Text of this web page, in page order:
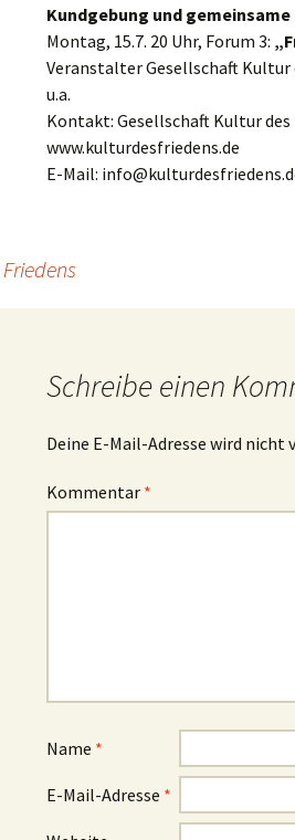
Kundgebung und gemeinsame
Montag, 15.7. 20 Uhr, Forum 3:
Veranstalter Gesellschaft Kultur
u.a.
Kontakt: Gesellschaft Kultur
www.kulturdesfriedens.de
E-Mail:
Schreibe einen
Deine E-Mail-Adresse wird
Kommentar *
Name *
E-Mail-Adresse *